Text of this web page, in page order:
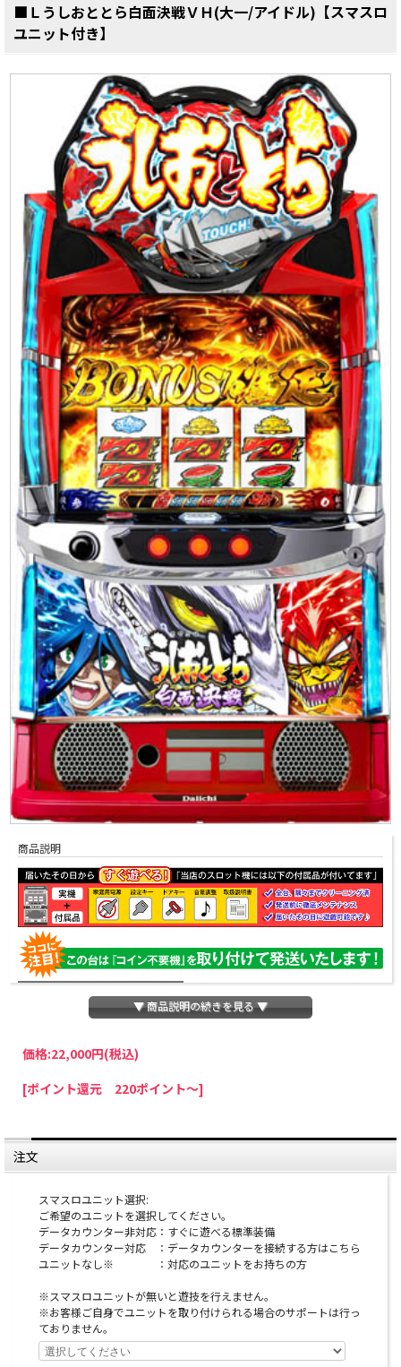
■Ｌうしおととら白面決戦ＶＨ(大一/アイドル)【スマスロ
ユニット付き】
商品説明
パチスロわっしょいでは、全ての台に「コイン不要機」を無料で取り付けて発送さ
せていただいております。コイン不要機をご利用になられますと、コインが必要な
ていただきましたら、ご注文価格より2000円引きいたします。
※在庫切れの台でも入荷している場合がありますので、電話かメールにてお問い合
わせ下さい。
オプションに関するご注意
※スマスロユニットとは：コイン不要機のように実機
注意事項
▼ 商品説明の続きを見る ▼
価格:22,000円(税込)
[ポイント還元 220ポイント～]
注文
スマスロユニット選択:
ご希望のユニットを選択してください。
データカウンター非対応：すぐに遊べる標準装備
データカウンター対応 ：データカウンターを接続する方はこちら
ユニットなし※ ：対応のユニットをお持ちの方
※スマスロユニットが無いと遊技を行えません。
※お客様ご自身でユニットを取り付けられる場合のサポートは行っ
ておりません。